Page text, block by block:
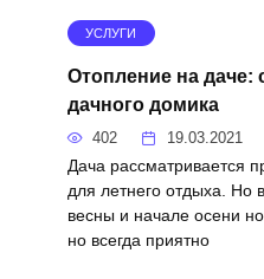
УСЛУГИ
Отопление на даче:
дачного домика
402 19.03.2021
Дача рассматривается
для летнего отдыха. Но
весны и начале осени
но всегда приятно